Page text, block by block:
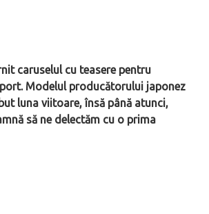
caruselul cu teasere pentru
Modelul producătorului japonez
luna viitoare, însă până atunci,
să ne delectăm cu o prima